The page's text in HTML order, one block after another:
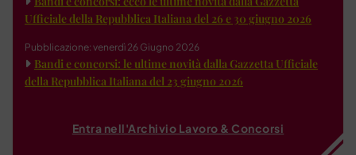
Ufficiale della Repubblica Italiana del 26 e 30 giugno 2026
Pubblicazione: venerdì 26 Giugno 2026
Bandi e concorsi: le ultime novità dalla Gazzetta Ufficiale
della Repubblica Italiana del 23 giugno 2026
Entra nell'Archivio Lavoro & Concorsi